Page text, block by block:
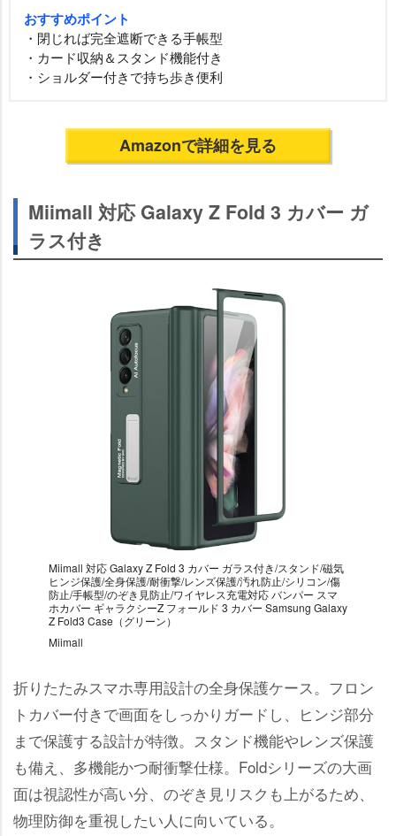
おすすめポイント
・閉じれば完全遮断できる手帳型
・カード収納＆スタンド機能付き
・ショルダー付きで持ち歩き便利
Amazonで詳細を見る
Miimall 対応 Galaxy Z Fold 3 カバー ガ
ラス付き
Miimall 対応 Galaxy Z Fold 3 カバー ガラス付き/スタンド/磁気
ヒンジ保護/全身保護/耐衝撃/レンズ保護/汚れ防止/シリコン/傷
防止/手帳型/のぞき見防止/ワイヤレス充電対応 バンパー スマ
ホカバー ギャラクシーZ フォールド 3 カバー Samsung Galaxy
Z Fold3 Case（グリーン）
Miimall
折りたたみスマホ専用設計の全身保護ケース。フロン
トカバー付きで画面をしっかりガードし、ヒンジ部分
まで保護する設計が特徴。スタンド機能やレンズ保護
も備え、多機能かつ耐衝撃仕様。Foldシリーズの大画
面は視認性が高い分、のぞき見リスクも上がるため、
物理防御を重視したい人に向いている。